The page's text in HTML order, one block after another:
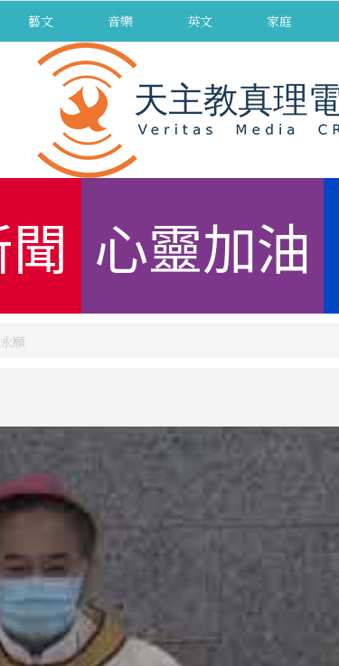
藝文 音樂 英文 家庭
心靈加油
願